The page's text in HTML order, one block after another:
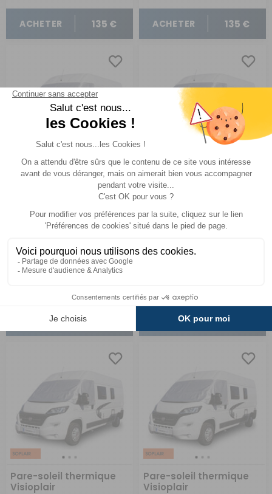
ACHETER 135 € ACHETER 135 €
Pare-soleil thermique
Pour Master III de 04/2010 à 2024
Comparer
Réf : 720633 EN ARRIVAGE
ACHETER
Pare-soleil thermique
Visioplair
Réf : 720623
ACHETER 135 €
Pare-soleil thermique
Visioplair
Pare-soleil thermique
Visioplair